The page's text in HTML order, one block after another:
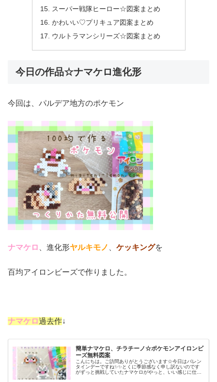
スーパー戦隊ヒーロー☆図案まとめ
かわいい♡プリキュア図案まとめ
ウルトラマンシリーズ☆図案まとめ
今日の作品☆ナマケロ進化形
今回は、パルデア地方のポケモン
ナマケロ 、進化形ヤルキモノ 、 ケッキングを
百均アイロンビーズで作りました。
ナマケロ過去作↓
簡単ナマケロ、チラチーノ☆ポケモンアイロンビ
ーズ無料図案
こんにちは。ご訪問ありがとうございます☆今日はバレン
タインデーですね✨✨とくに季節感なく申し訳ないのです
がずっと挑戦していたナマケロがやっと、いい感じに仕上